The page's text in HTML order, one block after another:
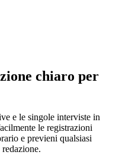
chiaro per
e le singole interviste in
le registrazioni
e previeni qualsiasi